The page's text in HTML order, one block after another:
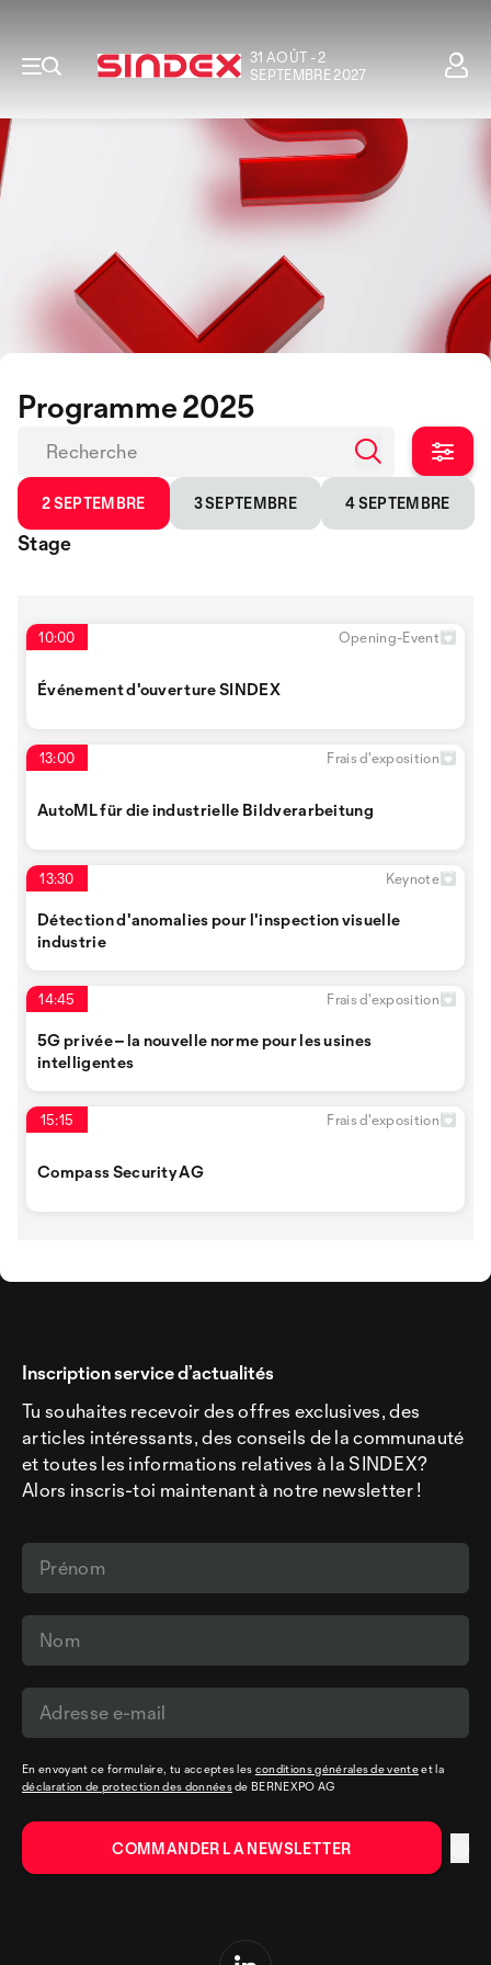
31 AOÛT - 2
SEPTEMBRE 2027
Programme 2025
2 SEPTEMBRE 3 SEPTEMBRE 4 SEPTEMBRE
Stage
10:00 Opening-Event
Événement d'ouverture SINDEX
13:00 Frais d'exposition
AutoML für die industrielle Bildverarbeitung
13:30 Keynote
Détection d'anomalies pour l'inspection visuelle
industrie
14:45 Frais d'exposition
5G privée – la nouvelle norme pour les usines
intelligentes
15:15 Frais d'exposition
Compass Security AG
Inscription service d’actualités
Tu souhaites recevoir des offres exclusives, des
articles intéressants, des conseils de la communauté
et toutes les informations relatives à la SINDEX?
Alors inscris-toi maintenant à notre newsletter !
En envoyant ce formulaire, tu acceptes les conditions générales de venteet la
déclaration de protection des donnéesde BERNEXPO AG